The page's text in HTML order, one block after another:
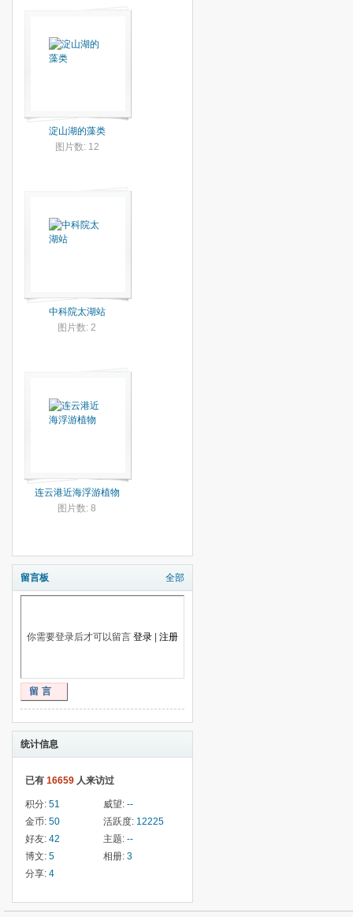
淀山湖的藻类
图片数: 12
中科院太湖站
图片数: 2
连云港近海浮游植物
图片数: 8
留言板 全部
你需要登录后才可以留言 登录 注册
留言
统计信息
已有 16659 人来访过
积分: 51 威望: --
金币: 50 活跃度: 12225
好友: 42 主题: --
博文: 5 相册: 3
分享: 4